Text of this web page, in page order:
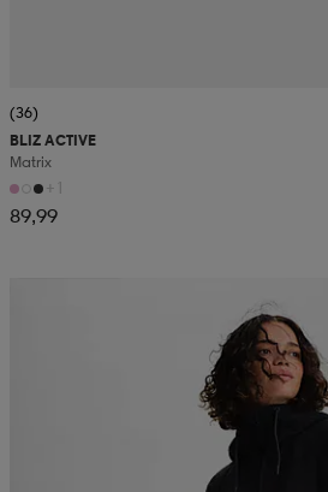
(36)
BLIZ ACTIVE
Matrix
+1
89,99